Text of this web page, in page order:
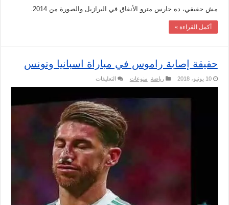
مش حقيقي، ده حارس مترو الأنفاق في البرازيل والصورة من 2014.
أكمل القراءة »
حقيقة إصابة راموس في مباراة اسبانيا وتونس
10 يونيو، 2018 رياضة منوعات التعليقات
راموس
في
مباراة
اسبانيا
وتونس
مغلقة